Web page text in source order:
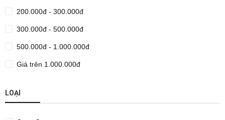
200.000đ - 300.000đ
300.000đ - 500.000đ
500.000đ - 1.000.000đ
Giá trên 1.000.000đ
LOẠI